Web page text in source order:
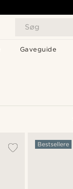
Søg
Gaveguide
Bestsellere